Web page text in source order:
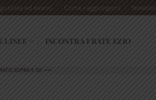
ed eventi Come raggiungerci
LINEE INCONTRA FRATE EZIO
SOPRA € 50 ••••